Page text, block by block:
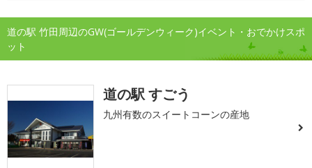
道の駅 竹田周辺のGW(ゴールデンウィーク)イベント・おでかけスポ
ット
道の駅 すごう
九州有数のスイートコーンの産地